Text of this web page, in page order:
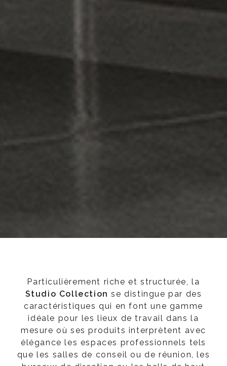
Particulièrement riche et structurée, la
Studio Collection se distingue par des
caractéristiques qui en font une gamme
idéale pour les lieux de travail dans la
mesure où ses produits interprètent avec
élégance les espaces professionnels tels
que les salles de conseil ou de réunion, les